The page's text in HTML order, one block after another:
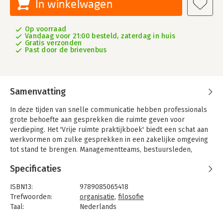
In winkelwagen
Op voorraad
Vandaag voor 21:00 besteld, zaterdag in huis
Gratis verzonden
Past door de brievenbus
Samenvatting
In deze tijden van snelle communicatie hebben professionals
grote behoefte aan gesprekken die ruimte geven voor
verdieping. Het 'Vrije ruimte praktijkboek' biedt een schat aan
werkvormen om zulke gesprekken in een zakelijke omgeving
tot stand te brengen. Managementteams, bestuursleden,
instrumenten om op een inspirerende en werkzame manier
afgelopen jaren ontwikkeld door de filosofen Jos Kessels, Erik
Boers en Pieter Mostert en verfijnd op basis van hun
praktijkervaringen in organisaties.
Specificaties
ISBN13:
9789085065418
Trefwoorden:
organisatie, filosofie
Taal:
Nederlands